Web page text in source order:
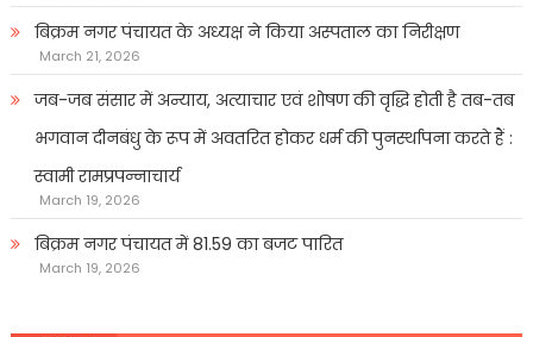
बिक्रम नगर पंचायत के अध्यक्ष ने किया अस्पताल का निरीक्षण
March 21, 2026
जब-जब संसार में अन्याय, अत्याचार एवं शोषण की वृद्धि होती है तब-तब
भगवान दीनबंधु के रूप में अवतरित होकर धर्म की पुनर्स्थापना करते हैं :
स्वामी रामप्रपन्नाचार्य
March 19, 2026
बिक्रम नगर पंचायत में 81.59 का बजट पारित
March 19, 2026